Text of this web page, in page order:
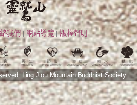
我們| 網站導覽|版權聲明
Ling Jiou Mountain Buddhist Society.